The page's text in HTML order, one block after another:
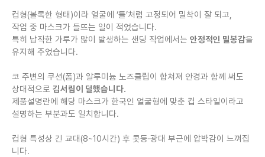
컵형(볼록한 형태)이라 얼굴에 ‘틀’처럼 고정되어 밀착이 잘 되고,
작업 중 마스크가 들뜨는 일이 적었습니다.
특히 납작한 가루가 많이 발생하는 샌딩 작업에서는 안정적인 밀봉감을
유지해 주었습니다.
코 주변의 쿠션(폼)과 알루미늄 노즈클립이 합쳐져 안경과 함께 써도
상대적으로 김서림이 덜했습니다.
제품설명란에 해당 마스크가 한국인 얼굴형에 맞춘 컵 스타일이라고
설명하는 부분과도 일치합니다.
컵형 특성상 긴 교대(8~10시간) 후 콧등·광대 부근에 압박감이 느껴집
니다.